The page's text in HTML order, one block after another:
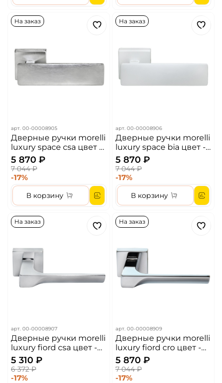
На заказ
арт. 00-00008905
Дверные ручки morelli
luxury space csa цвет -
матовый хром
5 870 ₽
7 044 ₽
-17%
В корзину
На заказ
арт. 00-00008906
Дверные ручки morelli
luxury space bia цвет -
белый
5 870 ₽
7 044 ₽
-17%
В корзину
На заказ
арт. 00-00008907
Дверные ручки morelli
luxury fiord csa цвет -
матовый хром
5 310 ₽
6 372 ₽
-17%
На заказ
арт. 00-00008909
Дверные ручки morelli
luxury fiord cro цвет -
хром
5 870 ₽
7 044 ₽
-17%